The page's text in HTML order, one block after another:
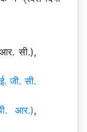
सी.),
जी. सी.
आर.),